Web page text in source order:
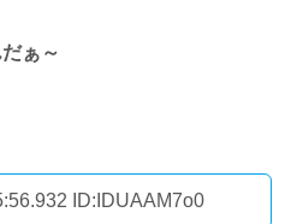
ぁ～
ID:IDUAAM7o0